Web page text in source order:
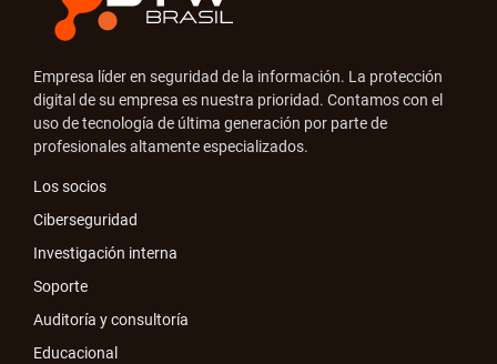
Empresa líder en seguridad de la información. La protección
digital de su empresa es nuestra prioridad. Contamos con el
uso de tecnología de última generación por parte de
profesionales altamente especializados.
Los socios
Ciberseguridad
Investigación interna
Soporte
Auditoría y consultoría
Educacional